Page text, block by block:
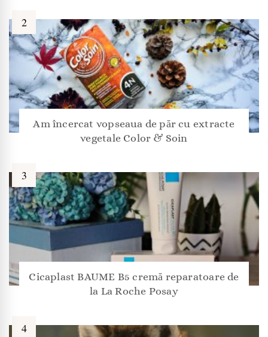
Am încercat vopseaua de păr cu extracte
vegetale Color & Soin
Cicaplast BAUME B5 cremă reparatoare de
la La Roche Posay